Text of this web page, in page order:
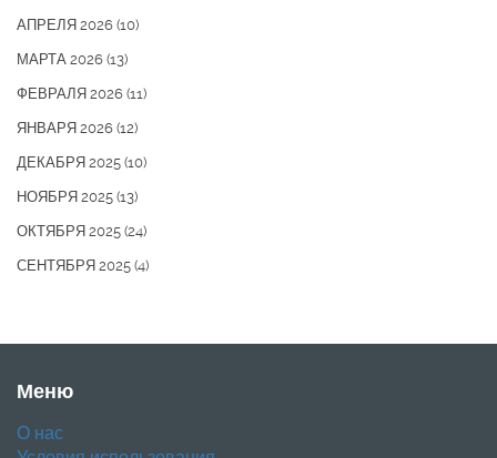
АПРЕЛЯ 2026 (10)
МАРТА 2026 (13)
ФЕВРАЛЯ 2026 (11)
ЯНВАРЯ 2026 (12)
ДЕКАБРЯ 2025 (10)
НОЯБРЯ 2025 (13)
ОКТЯБРЯ 2025 (24)
СЕНТЯБРЯ 2025 (4)
Меню
О нас